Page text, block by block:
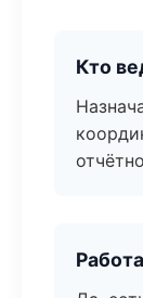
Кто